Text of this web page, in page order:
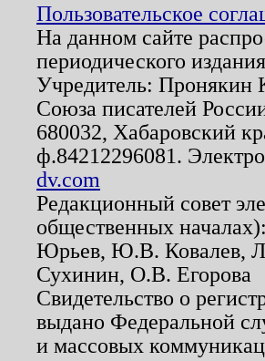
Пользовательское
На данном сайте
периодического
Учредитель: Пронякин
Союза писателей
680032, Хабаровский
ф.84212296081.
dv.com
Редакционный совет
общественных
Юрьев, Ю.В. Ковалев,
Сухинин, О.В. Егорова
Свидетельство о
выдано Федеральной
и массовых